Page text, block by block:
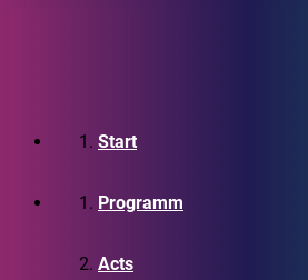
Start
Programm
Acts